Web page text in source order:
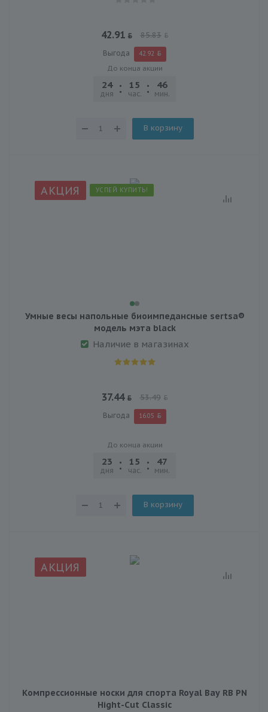
42.91 85.83
Выгода 42.92
До конца акции
24
дня
15
час.
46
мин.
В корзину
АКЦИЯ УСПЕЙ КУПИТЬ!
Умные весы напольные биоимпедансные sertsa®
модель мэта black
Наличие в магазинах
37.44 53.49
Выгода 16.05
До конца акции
23
дня
15
час.
47
мин.
В корзину
АКЦИЯ
Компрессионные носки для спорта Royal Bay RB PN
Hight-Сut Classic